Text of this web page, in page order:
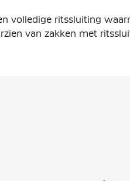
volledige ritssluiting
van zakken met